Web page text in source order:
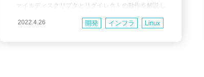
ァイルディスクリプタとリダイレクトの動作を解説し
ますか？ 問: bashで以下のシェルスクリプトを実行し
2022.4.26 開発 インフラ Linux